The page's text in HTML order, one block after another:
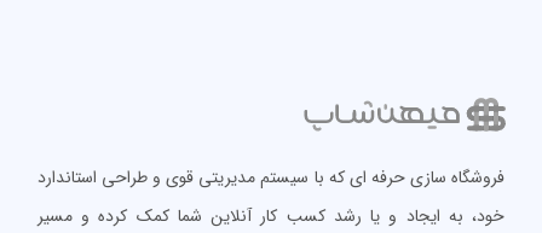
فروشگاه سازی حرفه ای که با سیستم مدیریتی قوی و طراحی استاندارد
خود، به ایجاد و یا رشد کسب کار آنلاین شما کمک کرده و مسیر